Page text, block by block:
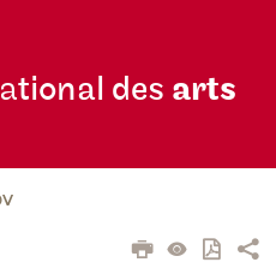
tional des arts